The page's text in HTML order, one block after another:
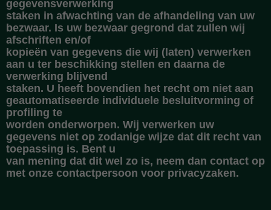
gegevensverwerking
staken in afwachting van de afhandeling van uw
bezwaar. Is uw bezwaar gegrond dat zullen wij
afschriften en/of
kopieën van gegevens die wij (laten) verwerken
aan u ter beschikking stellen en daarna de
verwerking blijvend
staken. U heeft bovendien het recht om niet aan
geautomatiseerde individuele besluitvorming of
profiling te
worden onderworpen. Wij verwerken uw
gegevens niet op zodanige wijze dat dit recht van
toepassing is. Bent u
van mening dat dit wel zo is, neem dan contact op
met onze contactpersoon voor privacyzaken.